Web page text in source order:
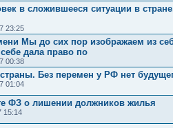
в сложившееся ситуации в
23:25
Мы до сих пор изображаем из
дала право по
00:38
Без перемен у РФ нет
01:04
ФЗ о лишении должников жилья
15:14